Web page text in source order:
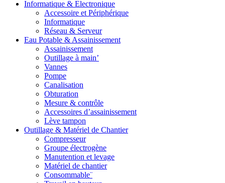
Informatique & Electronique
Accessoire et Périphérique
Informatique
Réseau & Serveur
Eau Potable & Assainissement
Assainissement
Outillage à main’
Vannes
Pompe
Canalisation
Obturation
Mesure & contrôle
Accessoires d’assainissement
Lève tampon
Outillage & Matériel de Chantier
Compresseur
Groupe électrogène
Manutention et levage
Matériel de chantier
Consommable¨